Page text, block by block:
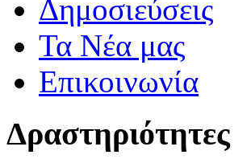
Δημοσιεύσεις
Τα Νέα μας
Επικοινωνία
Δραστηριότητες